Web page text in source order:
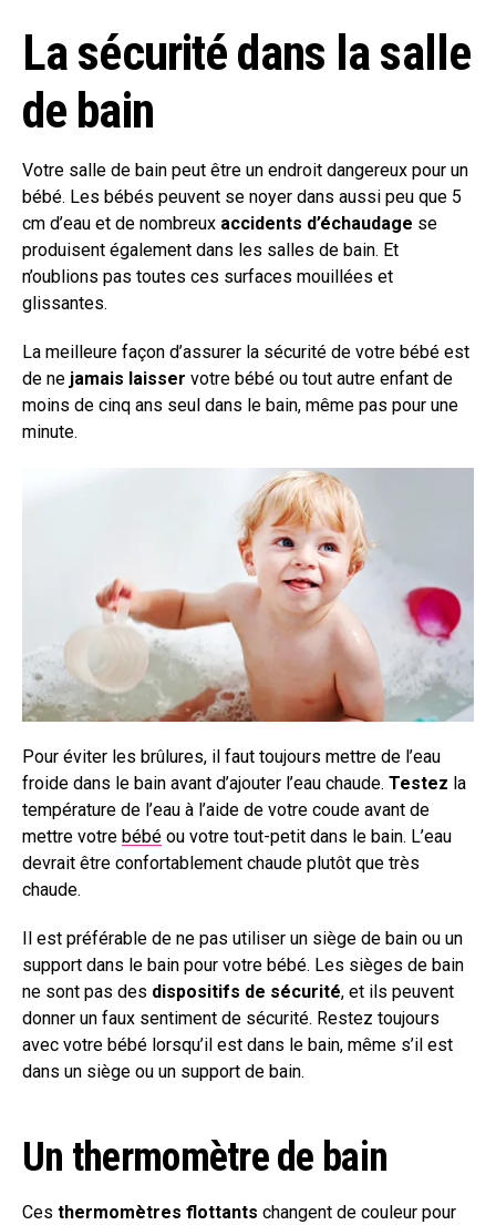
La sécurité dans la salle
de bain
Votre salle de bain peut être un endroit dangereux pour un
bébé. Les bébés peuvent se noyer dans aussi peu que 5
cm d’eau et de nombreux accidents d’échaudage se
produisent également dans les salles de bain. Et
n’oublions pas toutes ces surfaces mouillées et
glissantes.
La meilleure façon d’assurer la sécurité de votre bébé est
de ne jamais laisser votre bébé ou tout autre enfant de
moins de cinq ans seul dans le bain, même pas pour une
minute.
Pour éviter les brûlures, il faut toujours mettre de l’eau
froide dans le bain avant d’ajouter l’eau chaude. Testez la
température de l’eau à l’aide de votre coude avant de
mettre votre bébé ou votre tout-petit dans le bain. L’eau
devrait être confortablement chaude plutôt que très
chaude.
Il est préférable de ne pas utiliser un siège de bain ou un
support dans le bain pour votre bébé. Les sièges de bain
ne sont pas des dispositifs de sécurité, et ils peuvent
donner un faux sentiment de sécurité. Restez toujours
avec votre bébé lorsqu’il est dans le bain, même s’il est
dans un siège ou un support de bain.
Un thermomètre de bain
Ces thermomètres flottants changent de couleur pour